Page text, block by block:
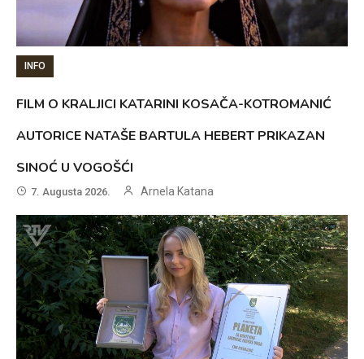
INFO
FILM O KRALJICI KATARINI KOSAČA-KOTROMANIĆ
AUTORICE NATAŠE BARTULA HEBERT PRIKAZAN
SINOĆ U VOGOŠĆI
7. Augusta 2026. Arnela Katana